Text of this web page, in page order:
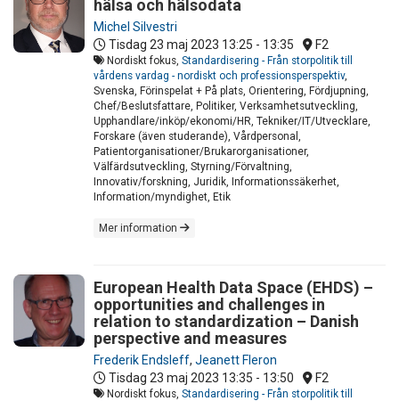
hälsa och hälsodata
Michel Silvestri
Tisdag 23 maj 2023 13:25 - 13:35 F2
Nordiskt fokus, Standardisering - Från storpolitik till
vårdens vardag - nordiskt och professionsperspektiv,
Svenska, Förinspelat + På plats, Orientering, Fördjupning,
Chef/Beslutsfattare, Politiker, Verksamhetsutveckling,
Upphandlare/inköp/ekonomi/HR, Tekniker/IT/Utvecklare,
Forskare (även studerande), Vårdpersonal,
Patientorganisationer/Brukarorganisationer,
Välfärdsutveckling, Styrning/Förvaltning,
Innovativ/forskning, Juridik, Informationssäkerhet,
Information/myndighet, Etik
Mer information
European Health Data Space (EHDS) –
opportunities and challenges in
relation to standardization – Danish
perspective and measures
Frederik Endsleff, Jeanett Fleron
Tisdag 23 maj 2023 13:35 - 13:50 F2
Nordiskt fokus, Standardisering - Från storpolitik till